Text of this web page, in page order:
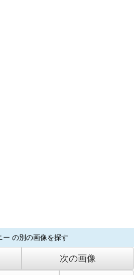
ー の別の画像を探す
次の画像